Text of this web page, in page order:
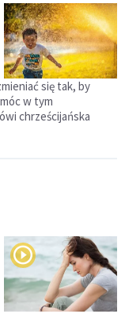
się tak, by
w tym
chrześcijańska